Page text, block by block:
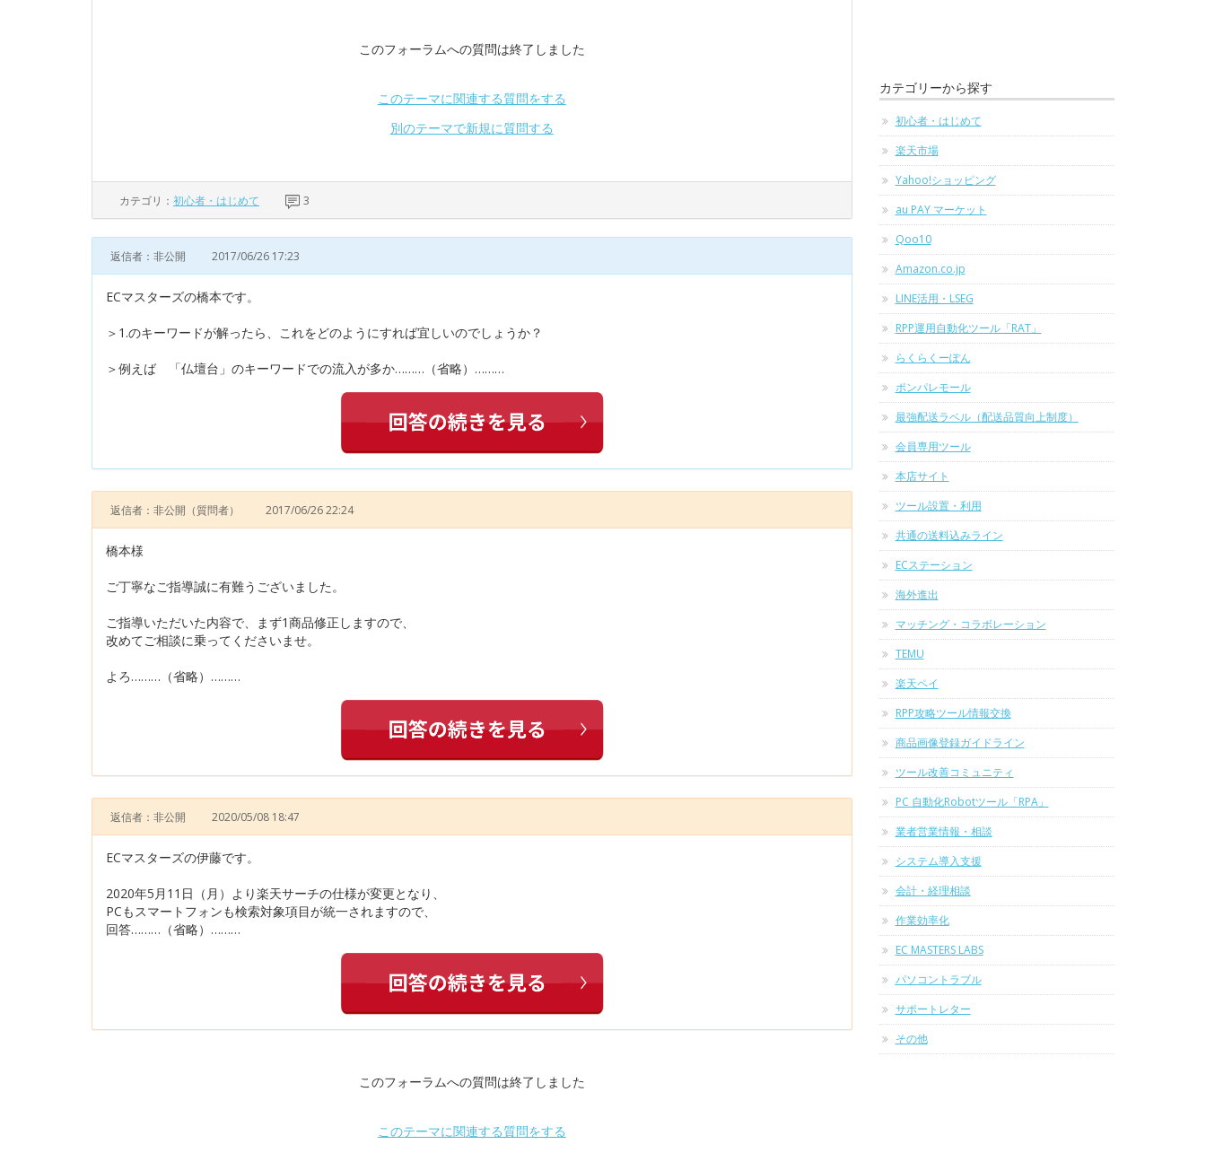
このフォーラムへの質問は終了しました
このテーマに関連する質問をする
別のテーマで新規に質問する
カテゴリ： 初心者・はじめて 3
返信者：非公開 2017/06/26 17:23
ECマスターズの橋本です。
＞1.のキーワードが解ったら、これをどのようにすれば宜しいのでしょうか？
＞例えば 「仏壇台」のキーワードでの流入が多か………（省略）………
返信者：非公開 （質問者） 2017/06/26 22:24
橋本様
ご丁寧なご指導誠に有難うございました。
ご指導いただいた内容で、まず1商品修正しますので、
改めてご相談に乗ってくださいませ。
よろ………（省略）………
返信者：非公開 2020/05/08 18:47
ECマスターズの伊藤です。
2020年5月11日（月）より楽天サーチの仕様が変更となり、
PCもスマートフォンも検索対象項目が統一されますので、
回答………（省略）………
このフォーラムへの質問は終了しました
このテーマに関連する質問をする
カテゴリーから探す
初心者・はじめて
楽天市場
Yahoo!ショッピング
au PAY マーケット
Qoo10
Amazon.co.jp
LINE活用・LSEG
RPP運用自動化ツール「RAT」
らくらくーぽん
ポンパレモール
最強配送ラベル（配送品質向上制度）
会員専用ツール
本店サイト
ツール設置・利用
共通の送料込みライン
ECステーション
海外進出
マッチング・コラボレーション
TEMU
楽天ペイ
RPP攻略ツール情報交換
商品画像登録ガイドライン
ツール改善コミュニティ
PC 自動化Robotツール「RPA」
業者営業情報・相談
システム導入支援
会計・経理相談
作業効率化
EC MASTERS LABS
パソコントラブル
サポートレター
その他